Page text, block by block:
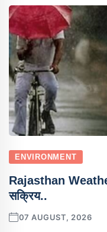
ENVIRONMENT
Rajasthan
सक्रिय..
07 AUGUST, 2026